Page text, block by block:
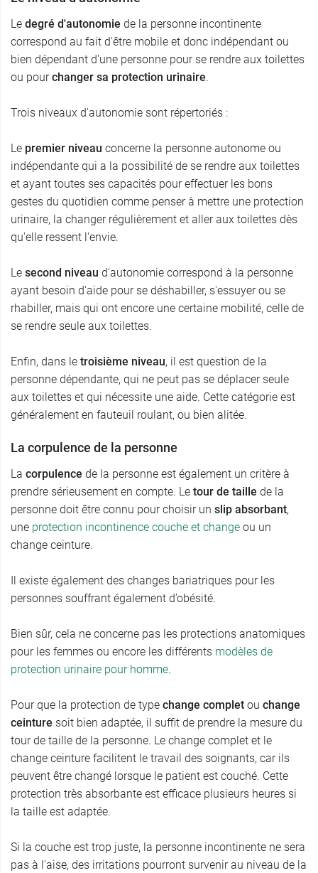
Le degré d'autonomie de la personne incontinente
correspond au fait d'être mobile et donc indépendant ou
bien dépendant d'une personne pour se rendre aux toilettes
ou pourchanger sa protection urinaire.
Trois niveaux d'autonomie sont répertoriés :
Le premier niveau concerne la personne autonome ou
indépendante qui a la possibilité de se rendre aux toilettes
et ayant toutes ses capacités pour effectuer les bons
gestes du quotidien comme penser à mettre une protection
urinaire, la changer régulièrement et aller aux toilettes dès
qu'elle ressent l'envie.
Le second niveau d'autonomie correspond à la personne
ayant besoin d'aide pour se déshabiller, s'essuyer ou se
rhabiller, mais qui ont encore une certaine mobilité, celle de
se rendre seule aux toilettes.
Enfin, dans le troisième niveau, il est question de la
personne dépendante, qui ne peut pas se déplacer seule
aux toilettes et qui nécessite une aide. Cette catégorie est
généralement en fauteuil roulant, ou bien alitée.
La corpulence de la personne
La corpulence de la personne est également un critère à
prendre sérieusement en compte. Le tour de taille de la
personne doit être connu pour choisir un slip absorbant,
une protection incontinence couche et change ou un
change ceinture.
Il existe également des changes bariatriques pour les
personnes souffrant également d’obésité.
Bien sûr, cela ne concerne pas les protections anatomiques
pour les femmes ou encore les différents modèles de
protection urinaire pour homme.
Pour que la protection de type change complet ou change
ceinture soit bien adaptée, il suffit de prendre la mesure du
tour de taille de la personne. Le change complet et le
change ceinture facilitent le travail des soignants, car ils
peuvent être changé lorsque le patient est couché. Cette
protection très absorbante est efficace plusieurs heures si
la taille est adaptée.
Si la couche est trop juste, la personne incontinente ne sera
pas à l'aise, des irritations pourront survenir au niveau de la